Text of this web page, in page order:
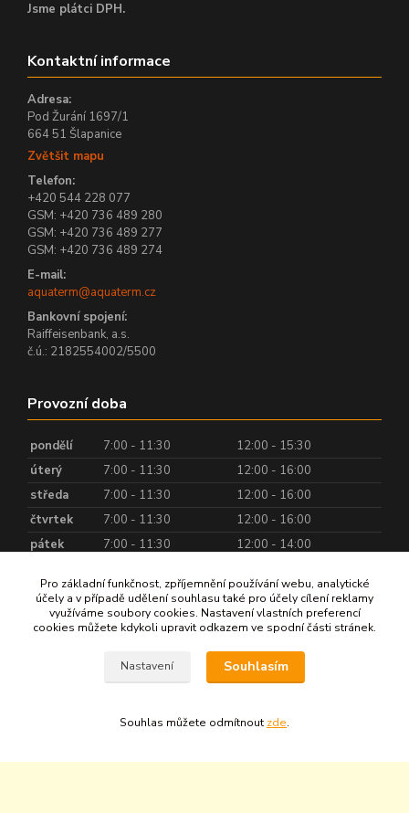
Jsme plátci DPH.
Kontaktní informace
Adresa:
Pod Žurání 1697/1
664 51 Šlapanice
Zvětšit mapu
Telefon:
+420 544 228 077
GSM: +420 736 489 280
GSM: +420 736 489 277
GSM: +420 736 489 274
E-mail:
aquaterm@aquaterm.cz
Bankovní spojení:
Raiffeisenbank, a.s.
č.ú.: 2182554002/5500
Provozní doba
pondělí 7:00 - 11:30
12:00 - 15:30
úterý
7:00 - 11:30
12:00 - 16:00
středa
7:00 - 11:30
12:00 - 16:00
čtvrtek
7:00 - 11:30
12:00 - 16:00
pátek
7:00 - 11:30 12:00 - 14:00
Rychlé odkazy
O nás
Pro základní funkčnost, zpříjemnění používání webu, analytické
účely a v případě udělení souhlasu také pro účely cílení reklamy
využíváme soubory cookies. Nastavení vlastních preferencí
cookies můžete kdykoli upravit odkazem ve spodní části stránek.
Nastavení Souhlasím
Souhlas můžete odmítnout zde.